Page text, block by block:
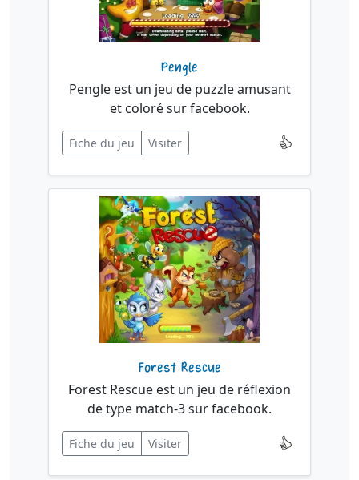
Pengle
Pengle est un jeu de puzzle amusant
et coloré sur facebook.
Fiche du jeu Visiter
Forest Rescue
Forest Rescue est un jeu de réflexion
de type match-3 sur facebook.
Fiche du jeu Visiter